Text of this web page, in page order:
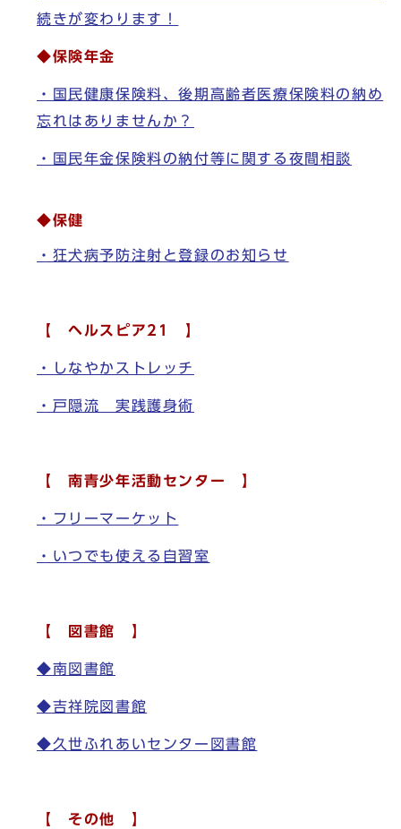
続きが変わります！
◆保険年金
・国民健康保険料、後期高齢者医療保険料の納め
忘れはありませんか？
・国民年金保険料の納付等に関する夜間相談
◆保健
・狂犬病予防注射と登録のお知らせ
【 ヘルスピア21 】
・しなやかストレッチ
・戸隠流 実践護身術
【 南青少年活動センター 】
・フリーマーケット
・いつでも使える自習室
【 図書館 】
◆南図書館
◆吉祥院図書館
◆久世ふれあいセンター図書館
【 その他 】